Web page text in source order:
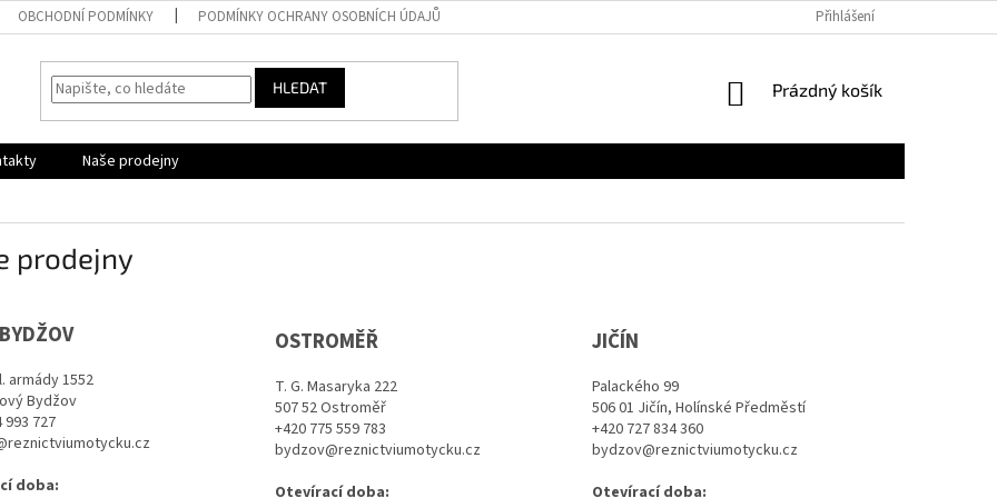
OBCHODNÍ PODMÍNKY PODMÍNKY OCHRANY OSOBNÍCH ÚDAJŮ Přihlášení
HLEDAT
NÁKUPNÍ
Prázdný košík
Naše prodejny
prodejny
armády 1552
Bydžov
993 727
doba:
OSTROMĚŘ
T. G. Masaryka 222
507 52 Ostroměř
+420 775 559 783
bydzov@reznictviumotycku.cz
Otevírací doba:
JIČÍN
Palackého 99
506 01 Jičín, Holínské Předměstí
+420 727 834 360
bydzov@reznictviumotycku.cz
Otevírací doba: